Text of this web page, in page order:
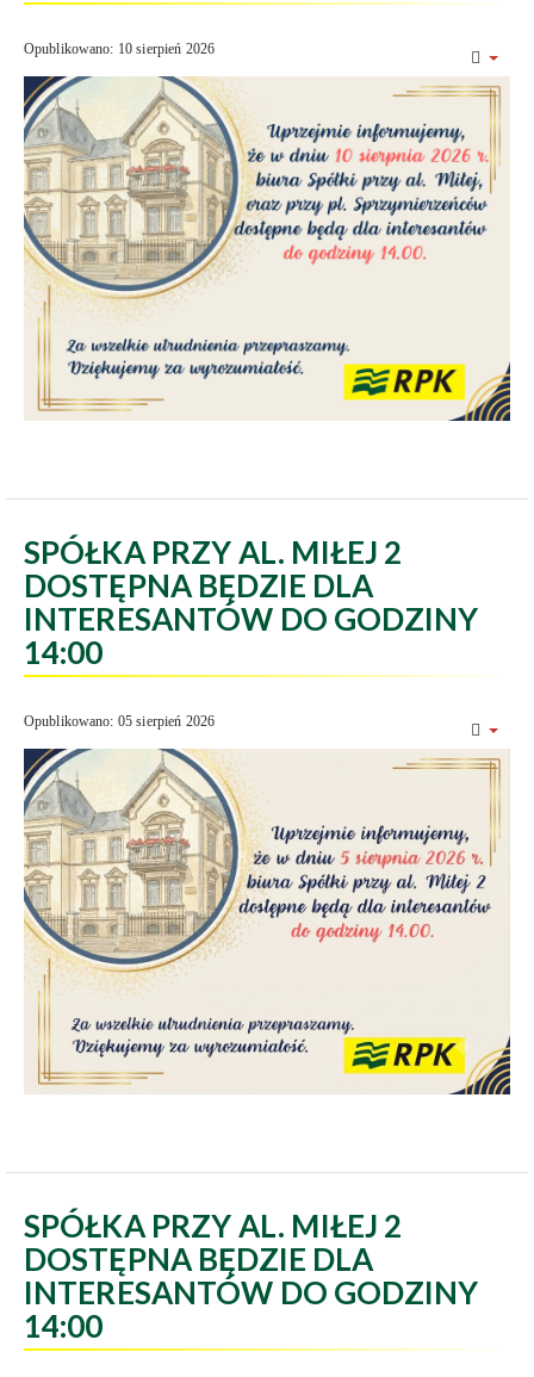
Opublikowano: 10 sierpień 2026
SPÓŁKA PRZY AL. MIŁEJ 2
DOSTĘPNA BĘDZIE DLA
INTERESANTÓW DO GODZINY
14:00
Opublikowano: 05 sierpień 2026
SPÓŁKA PRZY AL. MIŁEJ 2
DOSTĘPNA BĘDZIE DLA
INTERESANTÓW DO GODZINY
14:00